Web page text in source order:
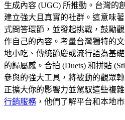
生成內容 (UGC) 所推動。台灣的
建立強大且真實的社群。這意味
式問答環節，並發起挑戰，鼓勵
作自己的內容。考量台灣獨特的
地小吃、傳統節慶或流行語為基
的歸屬感。合拍 (Duets) 和拼貼
參與的強大工具，將被動的觀眾
正擴大你的影響力並駕馭這些複
行銷服務 ，他們了解平台和本地